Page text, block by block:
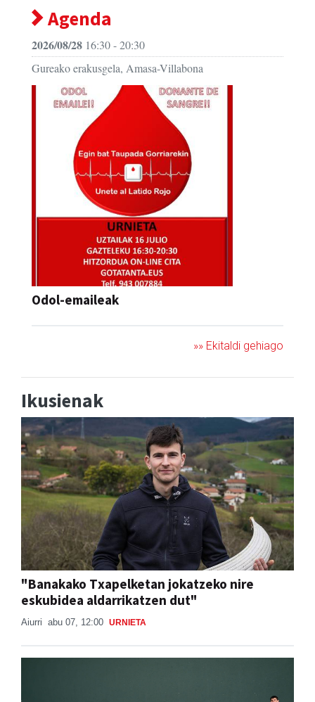
Agenda
2026/08/28 16:30 - 20:30
Gureako erakusgela, Amasa-Villabona
Odol-emaileak
»» Ekitaldi gehiago
Ikusienak
"Banakako Txapelketan jokatzeko nire
eskubidea aldarrikatzen dut"
Aiurri abu 07, 12:00 URNIETA